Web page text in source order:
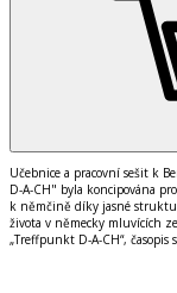
Učebnice a pracovní sešit k
D-A-CH" byla koncipována
k němčině díky jasné
života v německy mluvících
„Treffpunkt D-A-CH“, časopis